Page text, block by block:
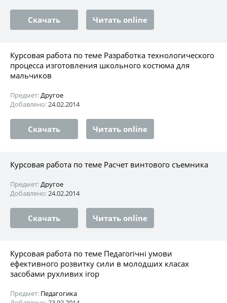
Скачать Читать online
Курсовая работа по теме Разработка технологического
процесса изготовления школьного костюма для
мальчиков
Предмет:Другое
Добавлено:24.02.2014
Скачать Читать online
Курсовая работа по теме Расчет винтового съемника
Предмет:Другое
Добавлено:24.02.2014
Скачать Читать online
Курсовая работа по теме Педагогічні умови
ефективного розвитку сили в молодших класах
засобами рухливих ігор
Предмет: Педагогика